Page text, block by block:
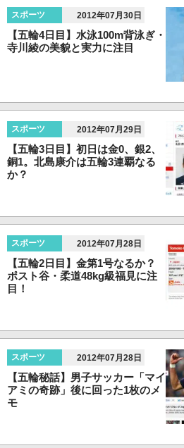
スポーツ 2012年07月30日
【五輪4日目】水泳100m背泳ぎ・
寺川綾の美貌と実力に注目
スポーツ 2012年07月29日
【五輪3日目】初日は金0、銀2、
銅1。北島康介は五輪3連覇なる
か？
スポーツ 2012年07月28日
【五輪2日目】金第1号なるか？
ポスト谷・柔道48kg級福見に注
目！
スポーツ 2012年07月28日
【五輪秘話】男子サッカー「マイ
アミの奇跡」後に回った1枚のメ
モ